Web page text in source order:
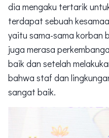
dia mengaku tertarik
terdapat sebuah
yaitu sama-sama korban
juga merasa
baik dan setelah
bahwa staf dan
sangat baik.